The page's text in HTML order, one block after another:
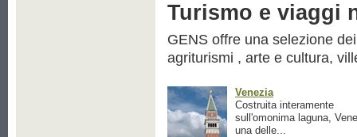
Turismo e viaggi
GENS offre una selezione
agriturismi , arte e cultura,
Venezia
Costruita interamente
sull'omonima laguna,
una delle...